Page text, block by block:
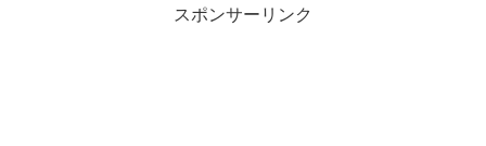
スポンサーリンク